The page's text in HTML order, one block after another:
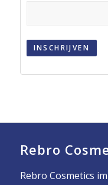
INSCHRIJVEN
Rebro
Rebro Cosmetics